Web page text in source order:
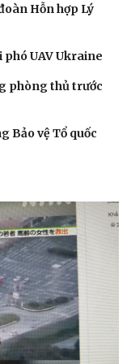
- Gia đình
Hỗn hợp Lý
phó UAV Ukraine
phòng thủ trước
Bảo vệ Tổ quốc